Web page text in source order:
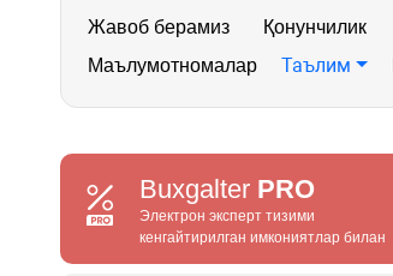
Жавоб берамиз
Қонунчилик
Маълумотномалар Таълим
Buxgalter PRO
Электрон эксперт тизими
кенгайтирилган имкониятлар билан